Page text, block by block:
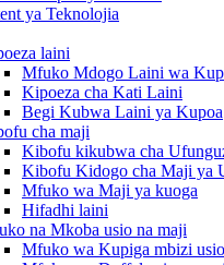
ya Teknolojia
laini
Mfuko Mdogo Laini wa
Kipoeza cha Kati Laini
Begi Kubwa Laini ya Kupoa
cha maji
Kibofu kikubwa cha
Kibofu Kidogo cha Maji ya
Mfuko wa Maji ya kuoga
Hifadhi laini
na Mkoba usio na maji
Mfuko wa Kupiga mbizi